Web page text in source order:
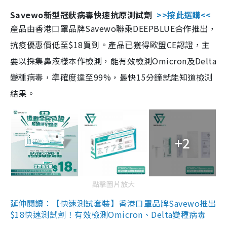
Savewo新型冠狀病毒快速抗原測試劑 >>按此選購<<
產品由香港口罩品牌Savewo聯乘DEEPBLUE合作推出，
抗疫優惠價低至$18買到。產品已獲得歐盟CE認證，主
要以採集鼻液樣本作檢測，能有效檢測Omicron及Delta
變種病毒，準確度達至99%，最快15分鐘就能知道檢測
結果。
+2
點擊圖片放大
延伸閱讀：【快速測試套裝】香港口罩品牌Savewo推出
$18快速測試劑！有效檢測Omicron、Delta變種病毒